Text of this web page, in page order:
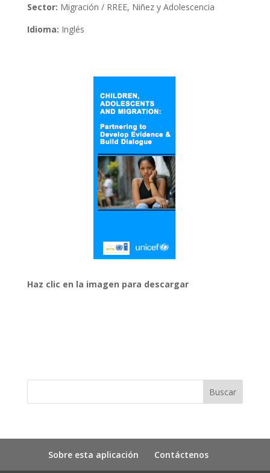
Sector: Migración / RREE, Niñez y Adolescencia
Idioma: Inglés
Haz clic en la imagen para descargar
Sobre esta aplicación Contáctenos